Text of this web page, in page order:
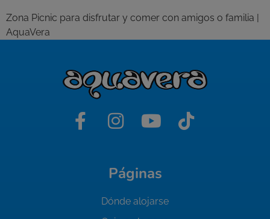
Zona Picnic para disfrutar y comer con amigos o familia |
AquaVera
Páginas
Dónde alojarse